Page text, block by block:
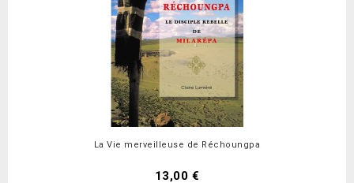
La Vie merveilleuse de Réchoungpa
13,00 €